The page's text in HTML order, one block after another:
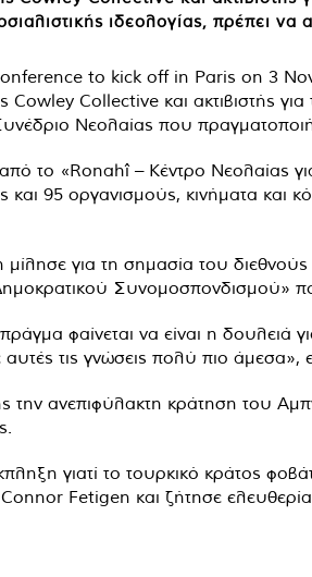
ιδεολογίας, πρέπει να
Collective και ακτιβιστής
Νεολαίας που
το «Ronahî – Κέντρο Νεολαίας
95 οργανισμούς, κινήματα και
για τη σημασία του
πράγμα φαίνεται να είναι η
τις γνώσεις πολύ πιο άμεσα»,
την ανεπιφύλακτη κράτηση του
γιατί το τουρκικό κράτος
Fetigen και ζήτησε